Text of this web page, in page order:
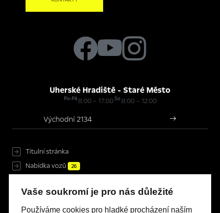
Uherské Hradiště - Staré Město
Po-Pá8:00 – 17:00So8:00 – 12:00
Východní 2134
Titulní stránka
Nabídka vozů
26
Novinky
Kontakty
Vaše soukromí je pro nás důležité
Používáme cookies pro hladké procházení naším